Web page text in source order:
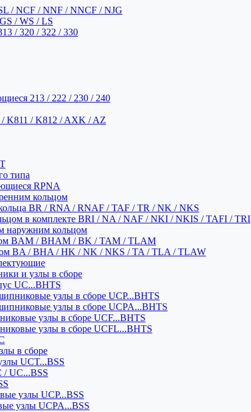
/ NCF / NNF / NNCF / NJG
/ WS / LS
/ 320 / 322 / 330
213 / 222 / 230 / 240
K811 / K812 / AXK / AZ
типа
RPNA
кольцом
BR / RNA / RNAF / TAF / TR / NK / NKS
в комплекте BRI / NA / NAF / NKI / NKIS / TAFI / TRI
наружним кольцом
BAM / BHAM / BK / TAM / TLAM
BA / BHA / HK / NK / NKS / TA / TLA / TLAW
и узлы в сборе
UC...BHTS
узлы в сборе UCP...BHTS
узлы в сборе UCPA...BHTS
узлы в сборе UCF...BHTS
узлы в сборе UCFL...BHTS
в сборе
UCT...BSS
UC...BSS
узлы UCP...BSS
узлы UCPA...BSS